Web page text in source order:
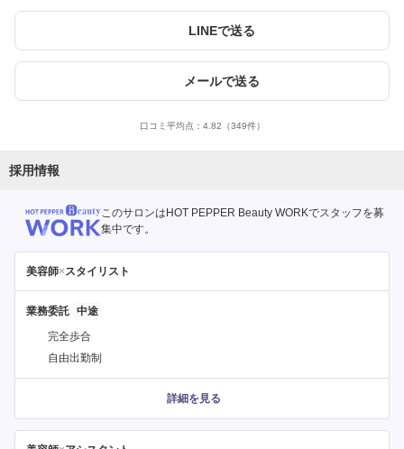
LINEで送る
メールで送る
口コミ平均点： 4.82 （349件）
採用情報
このサロンはHOT PEPPER Beauty WORKでスタッフを募
集中です。
美容師×スタイリスト
業務委託
完全歩合
自由出勤制
詳細を見る